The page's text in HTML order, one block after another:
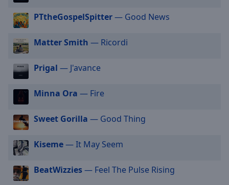
modal
window.
Beginning
window.
Escape
cancel
and
close
window.
PTtheGospelSpitter— Good News
Matter Smith — Ricordi
Prigal — J'avance
Minna Ora — Fire
Sweet Gorilla — Good Thing
Kiseme— It May Seem
BeatWizzies— Feel The Pulse Rising